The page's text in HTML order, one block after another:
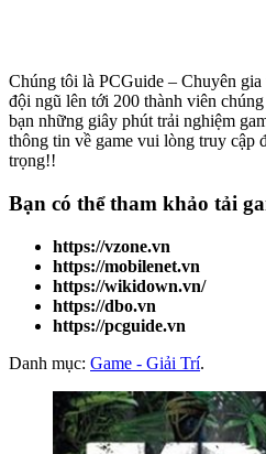
Nếu ai đó chưa có tài khoản để
để đăng ký
NyanfuGirl
Mega.nz:
Phần 1
Link tải game
“